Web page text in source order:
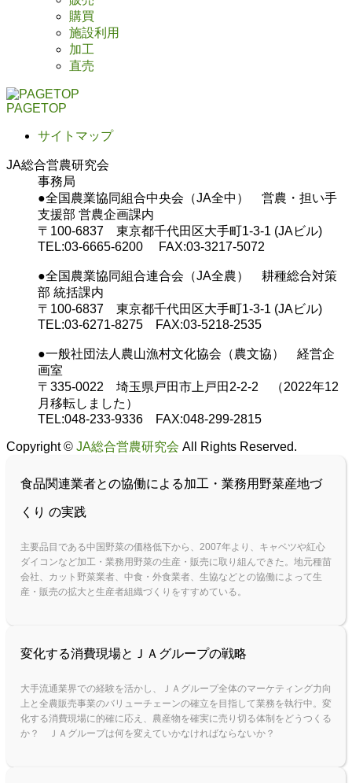
購買
施設利用
加工
直売
PAGETOP
サイトマップ
JA総合営農研究会
事務局
●全国農業協同組合中央会（JA全中） 営農・担い手
支援部 営農企画課内
〒100-6837 東京都千代田区大手町1-3-1 (JAビル)
TEL:03-6665-6200 FAX:03-3217-5072
●全国農業協同組合連合会（JA全農） 耕種総合対策
部 統括課内
〒100-6837 東京都千代田区大手町1-3-1 (JAビル)
TEL:03-6271-8275 FAX:03-5218-2535
●一般社団法人農山漁村文化協会（農文協） 経営企
画室
〒335-0022 埼玉県戸田市上戸田2-2-2 （2022年12
月移転しました）
TEL:048-233-9336 FAX:048-299-2815
Copyright © JA総合営農研究会 All Rights Reserved.
食品関連業者との協働による加工・業務用野菜産地づ
くり の実践
主要品目である中国野菜の価格低下から、2007年より、キャベツや紅心
ダイコンなど加工・業務用野菜の生産・販売に取り組んできた。地元種苗
会社、カット野菜業者、中食・外食業者、生協などとの協働によって生
産・販売の拡大と生産者組織づくりをすすめている。
変化する消費現場とＪＡグループの戦略
大手流通業界での経験を活かし、ＪＡグループ全体のマーケティング力向
上と全農販売事業のバリューチェーンの確立を目指して業務を執行中。変
化する消費現場に的確に応え、農産物を確実に売り切る体制をどうつくる
か？ ＪＡグループは何を変えていかなければならないか？